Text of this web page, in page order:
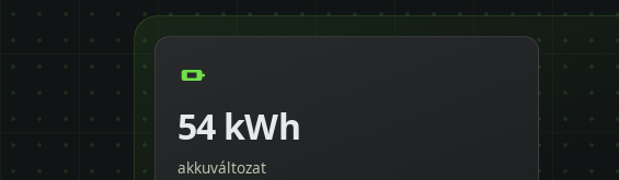
54 kWh
akkuváltozat